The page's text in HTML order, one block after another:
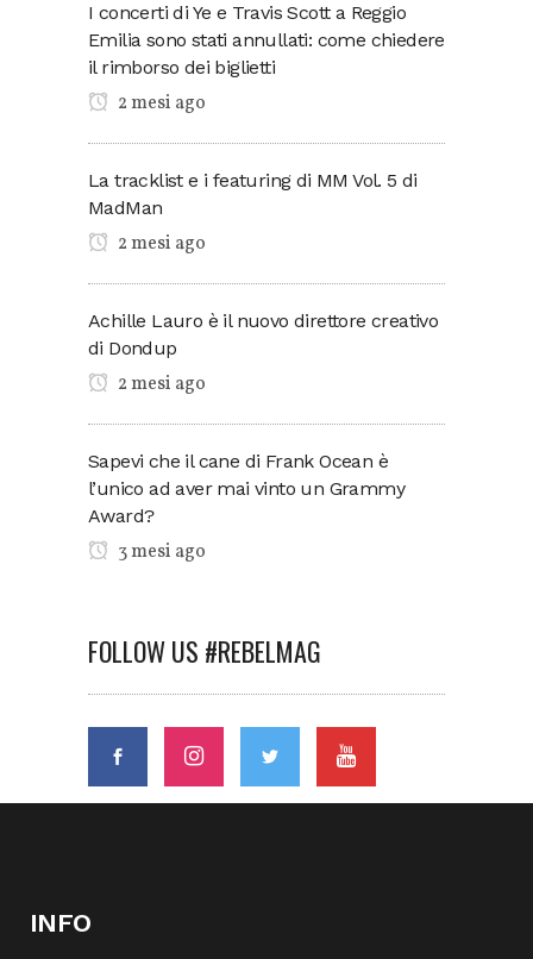
I concerti di Ye e Travis Scott a Reggio
Emilia sono stati annullati: come chiedere
il rimborso dei biglietti
2 mesi ago
La tracklist e i featuring di MM Vol. 5 di
MadMan
2 mesi ago
Achille Lauro è il nuovo direttore creativo
di Dondup
2 mesi ago
Sapevi che il cane di Frank Ocean è
l’unico ad aver mai vinto un Grammy
Award?
3 mesi ago
FOLLOW US #REBELMAG
INFO